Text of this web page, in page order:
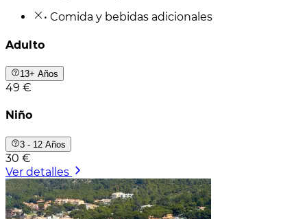
• Comida y bebidas adicionales
Adulto
13+ Años
49 €
Niño
3 - 12 Años
30 €
Ver detalles